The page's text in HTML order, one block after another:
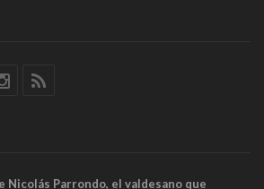
Nicolás Parrondo, el valdesano que